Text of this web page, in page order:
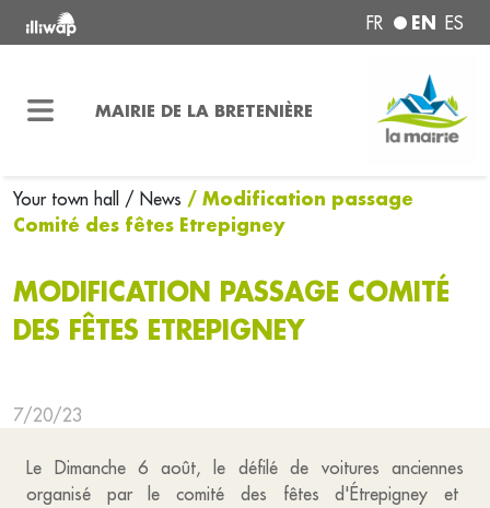
FR EN ES
MAIRIE DE LA BRETENIÈRE
Your town hall / News / Modification passage
Comité des fêtes Etrepigney
MODIFICATION PASSAGE COMITÉ
DES FÊTES ETREPIGNEY
7/20/23
Le Dimanche 6 août, le défilé de voitures anciennes
organisé par le comité des fêtes d'Étrepigney et